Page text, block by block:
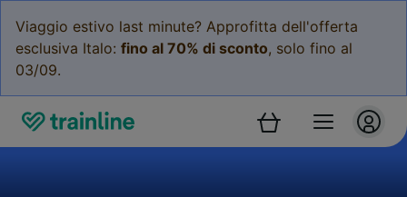
Viaggio estivo last minute? Approfitta dell'offerta
esclusiva Italo: fino al 70% di sconto, solo fino al
03/09.